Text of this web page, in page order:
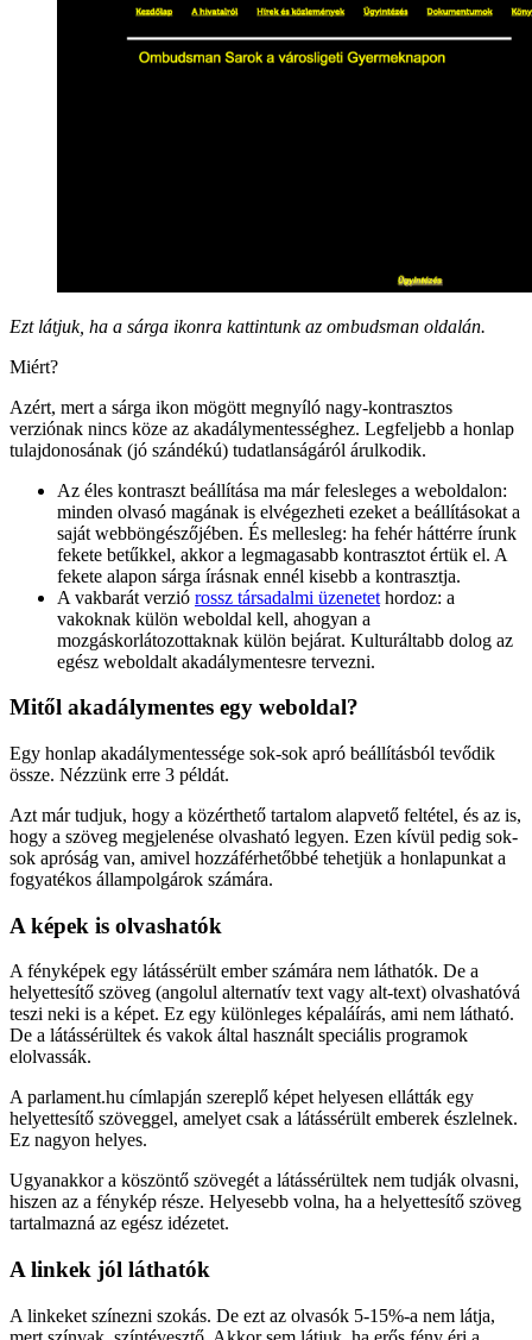
Ezt látjuk, ha a sárga ikonra kattintunk az ombudsman oldalán.
Miért?
Azért, mert a sárga ikon mögött megnyíló nagy-kontrasztos
verziónak nincs köze az akadálymentességhez. Legfeljebb a honlap
tulajdonosának (jó szándékú) tudatlanságáról árulkodik.
Az éles kontraszt beállítása ma már felesleges a weboldalon:
minden olvasó magának is elvégezheti ezeket a beállításokat a
saját webböngészőjében. És mellesleg: ha fehér háttérre írunk
fekete betűkkel, akkor a legmagasabb kontrasztot értük el. A
fekete alapon sárga írásnak ennél kisebb a kontrasztja.
A vakbarát verzió rossz társadalmi üzenetet hordoz: a
vakoknak külön weboldal kell, ahogyan a
mozgáskorlátozottaknak külön bejárat. Kulturáltabb dolog az
egész weboldalt akadálymentesre tervezni.
Mitől akadálymentes egy weboldal?
Egy honlap akadálymentessége sok-sok apró beállításból tevődik
össze. Nézzünk erre 3 példát.
Azt már tudjuk, hogy a közérthető tartalom alapvető feltétel, és az is,
hogy a szöveg megjelenése olvasható legyen. Ezen kívül pedig sok-
sok apróság van, amivel hozzáférhetőbbé tehetjük a honlapunkat a
fogyatékos állampolgárok számára.
A képek is olvashatók
A fényképek egy látássérült ember számára nem láthatók. De a
helyettesítő szöveg (angolul alternatív text vagy alt-text) olvashatóvá
teszi neki is a képet. Ez egy különleges képaláírás, ami nem látható.
De a látássérültek és vakok által használt speciális programok
elolvassák.
A parlament.hu címlapján szereplő képet helyesen ellátták egy
helyettesítő szöveggel, amelyet csak a látássérült emberek észlelnek.
Ez nagyon helyes.
Ugyanakkor a köszöntő szövegét a látássérültek nem tudják olvasni,
hiszen az a fénykép része. Helyesebb volna, ha a helyettesítő szöveg
tartalmazná az egész idézetet.
A linkek jól láthatók
A linkeket színezni szokás. De ezt az olvasók 5-15%-a nem látja,